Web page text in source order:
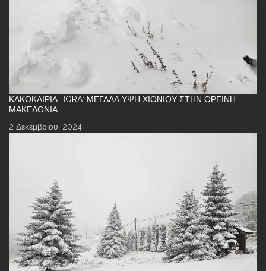
ΚΑΚΟΚΑΙΡΊΑ BORA: ΜΕΓΆΛΑ ΎΨΗ ΧΙΟΝΙΟΎ ΣΤΗΝ ΟΡΕΙΝΉ
ΜΑΚΕΔΟΝΊΑ
2 Δεκεμβρίου, 2024